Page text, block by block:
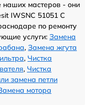
наших мастеров - они
IWSNC 51051 C
по ремонту
услуги: Замена
, Замена жгута
, Чистка
, Чистка
замена петли
мотора